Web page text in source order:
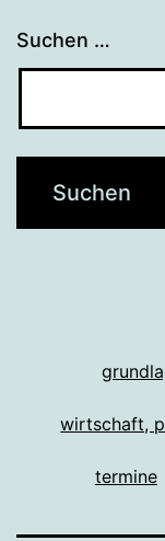
Suchen …
wirtschaft,
termine